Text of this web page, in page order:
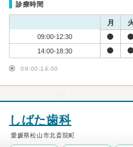
診療時間
月
09:00-12:30
14:00-18:30
09:00-14:00
しばた歯科
愛媛県松山市北斎院町